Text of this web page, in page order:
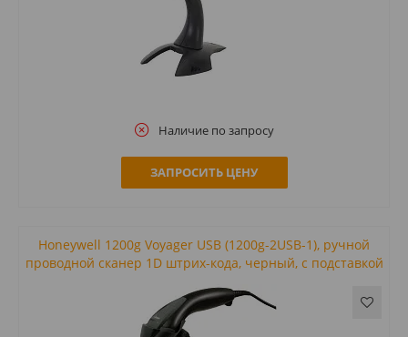
Наличие по запросу
ЗАПРОСИТЬ ЦЕНУ
Honeywell 1200g Voyager USB (1200g-2USB-1), ручной
проводной сканер 1D штрих-кода, черный, с подставкой